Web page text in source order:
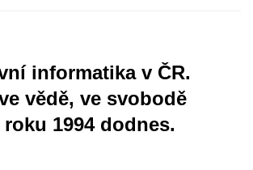
informatika v ČR.
vědě, ve svobodě
roku 1994 dodnes.